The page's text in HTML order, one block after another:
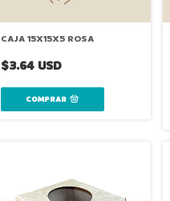
CAJA 15X15X5 ROSA
$3.64 USD
COMPRAR